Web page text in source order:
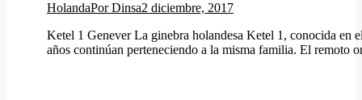
HolandaPorDinsa2 diciembre, 2017
Ketel 1 Genever La ginebra holandesa Ketel 1, conocida en
años continúan perteneciendo a la misma familia. El remoto